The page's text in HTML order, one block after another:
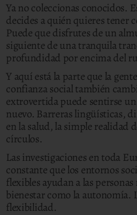
Ya no coleccionas conocidos.
decides a quién quieres tener
Puede que disfrutes de un
siguiente de una tranquila
profundidad por encima del
Y aquí está la parte que la
confianza social también
extrovertida puede sentirse
nuevo. Barreras lingüísticas,
en la salud, la simple realidad
círculos.
Las investigaciones en toda
constante que los entornos
flexibles ayudan a las
bienestar como la autonomía.
flexibilidad.